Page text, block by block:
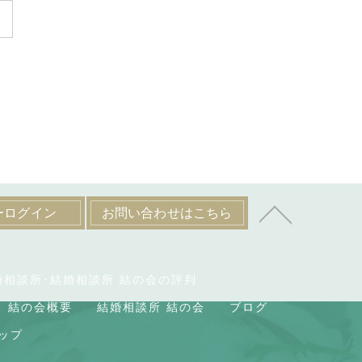
ログイン お問い合わせはこちら
相談所･結婚相談所 結の会の評判
結の会概要 結婚相談所 結の会 ブログ
プ